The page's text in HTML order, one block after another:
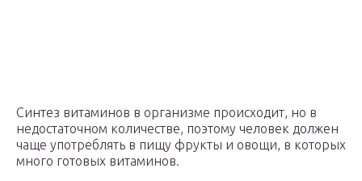
Синтез витаминов в организме происходит, но в
недостаточном количестве, поэтому человек должен
чаще употреблять в пищу фрукты и овощи, в которых
много готовых витаминов.